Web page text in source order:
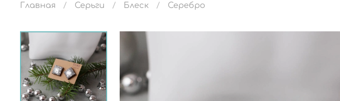
Главная Серьги Блеск Серебро